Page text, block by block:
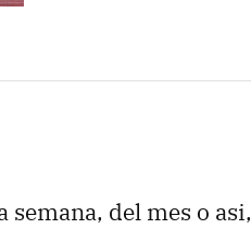
del mes o asi,